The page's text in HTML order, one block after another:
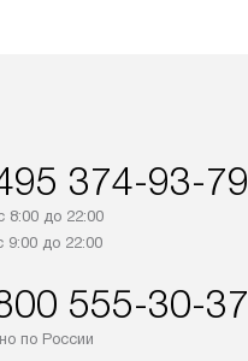
374-93-79
8:00 до 22:00
9:00 до 22:00
555-30-37
по России